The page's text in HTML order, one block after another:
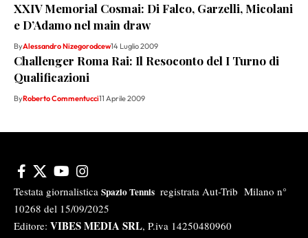
XXIV Memorial Cosmai: Di Falco, Garzelli, Micolani
e D’Adamo nel main draw
ByAlessandro Nizegorodcew14 Luglio 2009
Challenger Roma Rai: Il Resoconto del I Turno di
Qualificazioni
ByRoberto Commentucci11 Aprile 2009
Testata giornalistica Spazio Tennis registrata Aut-Trib Milano n°
10268 del 15/09/2025
Editore: VIBES MEDIA SRL, P.iva 14250480960